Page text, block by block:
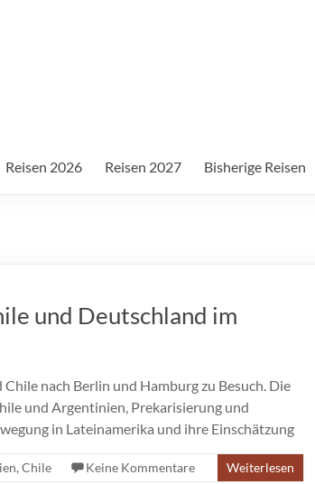
Reisen 2026 Reisen 2027 Bisherige Reisen
und Deutschland im
nach Berlin und Hamburg zu Besuch. Die
und Argentinien, Prekarisierung und
in Lateinamerika und ihre Einschätzung
,Chile Keine Kommentare Weiterlesen